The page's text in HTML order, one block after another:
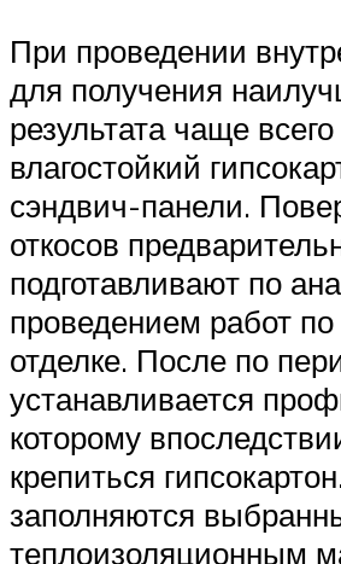
При проведении
для получения
результата чаще
влагостойкий
сэндвич-панели.
откосов
подготавливают по
проведением работ
отделке. После по
устанавливается
которому
крепиться
заполняются
теплоизоляционным